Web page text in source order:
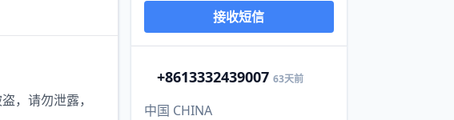
，请勿泄露，
接收短信
+8613332439007 63天前
中国 CHINA